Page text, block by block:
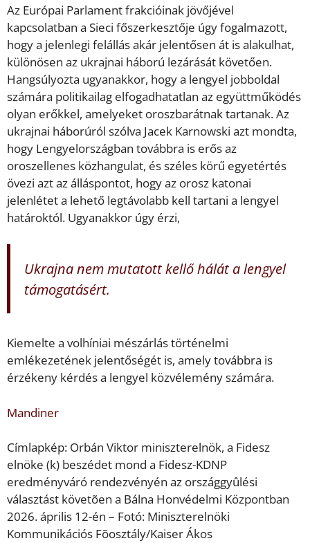
Az Európai Parlament frakcióinak jövőjével
kapcsolatban a Sieci főszerkesztője úgy fogalmazott,
hogy a jelenlegi felállás akár jelentősen át is alakulhat,
különösen az ukrajnai háború lezárását követően.
Hangsúlyozta ugyanakkor, hogy a lengyel jobboldal
számára politikailag elfogadhatatlan az együttműködés
olyan erőkkel, amelyeket oroszbarátnak tartanak. Az
ukrajnai háborúról szólva Jacek Karnowski azt mondta,
hogy Lengyelországban továbbra is erős az
oroszellenes közhangulat, és széles körű egyetértés
övezi azt az álláspontot, hogy az orosz katonai
jelenlétet a lehető legtávolabb kell tartani a lengyel
határoktól. Ugyanakkor úgy érzi,
Ukrajna nem mutatott kellő hálát a lengyel
támogatásért.
Kiemelte a volhíniai mészárlás történelmi
emlékezetének jelentőségét is, amely továbbra is
érzékeny kérdés a lengyel közvélemény számára.
Mandiner
Címlapkép: Orbán Viktor miniszterelnök, a Fidesz
elnöke (k) beszédet mond a Fidesz-KDNP
eredményváró rendezvényén az országgyûlési
választást követõen a Bálna Honvédelmi Központban
2026. április 12-én – Fotó: Miniszterelnöki
Kommunikációs Fõosztály/Kaiser Ákos